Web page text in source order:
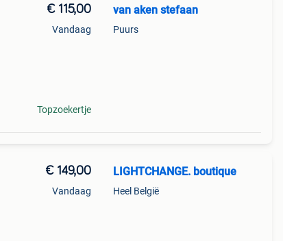
€ 115,00
Vandaag
Topzoekertje
van aken stefaan
Puurs
€ 149,00
Vandaag
LIGHTCHANGE. boutique
Heel België